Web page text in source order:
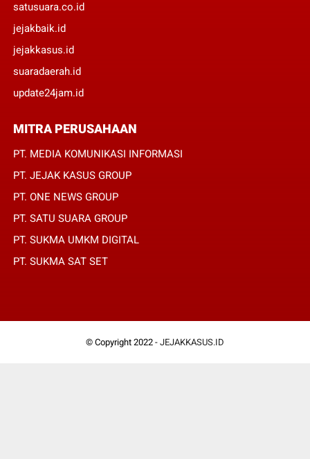
satusuara.co.id
jejakbaik.id
jejakkasus.id
suaradaerah.id
update24jam.id
MITRA PERUSAHAAN
PT. MEDIA KOMUNIKASI INFORMASI
PT. JEJAK KASUS GROUP
PT. ONE NEWS GROUP
PT. SATU SUARA GROUP
PT. SUKMA UMKM DIGITAL
PT. SUKMA SAT SET
© Copyright 2022 - JEJAKKASUS.ID